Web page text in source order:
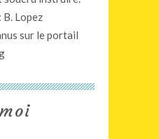
Lopez
sur le portail